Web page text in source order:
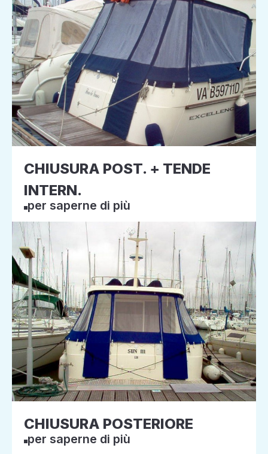
CHIUSURA POST. + TENDE
INTERN.
per saperne di più
CHIUSURA POSTERIORE
per saperne di più